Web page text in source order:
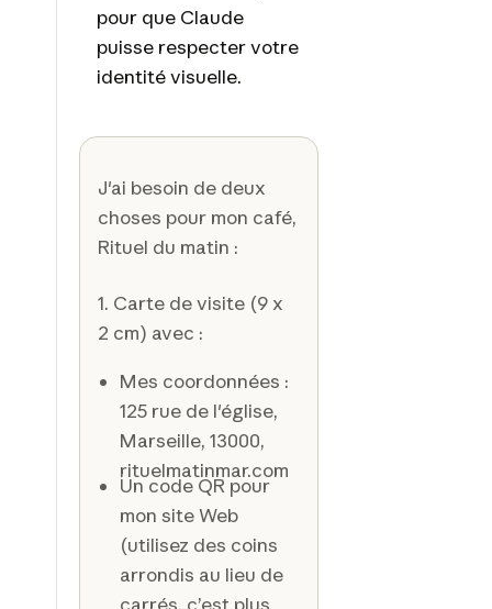
pour que Claude
puisse respecter votre
identité visuelle.
J'ai besoin de deux
choses pour mon café,
Rituel du matin :
1. Carte de visite (9 x
2 cm) avec :
Mes coordonnées :
125 rue de l'église,
Marseille, 13000,
rituelmatinmar.com
Un code QR pour
mon site Web
(utilisez des coins
arrondis au lieu de
carrés, c’est plus